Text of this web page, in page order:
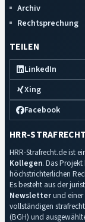
Archiv
Rechtsprechung
TEILEN
LinkedIn
Xing
Facebook
HRR-
HRR-Strafrecht.de ist
Kollegen. Das
höchstrichterlichen
Es besteht aus der
Newsletterund einer
vollständigen
(BGH) und